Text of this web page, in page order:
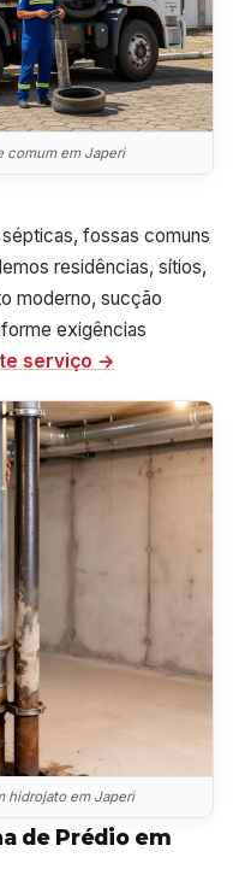
comum em Japeri
fossas comuns
residências, sítios,
moderno, sucção
exigências
serviço →
hidrojato em Japeri
de Prédio em